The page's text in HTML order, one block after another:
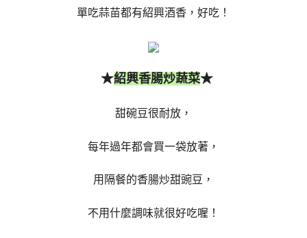
單吃蒜苗都有紹興酒香，好吃！
★紹興香腸炒蔬菜★
甜碗豆很耐放，
每年過年都會買一袋放著，
用隔餐的香腸炒甜豌豆，
不用什麼調味就很好吃喔！